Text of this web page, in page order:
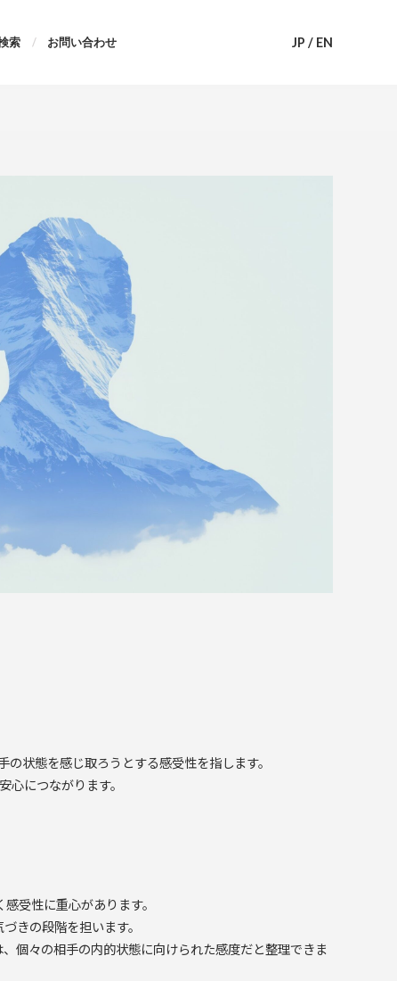
索 お問い合わせ JP / EN
状態を感じ取ろうとする感受性を指します。
につながります。
受性に重心があります。
きの段階を担います。
個々の相手の内的状態に向けられた感度だと整理できま